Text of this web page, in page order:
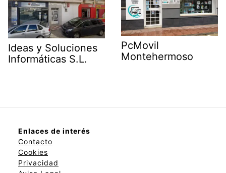
Ideas y Soluciones
Informáticas S.L.
PcMovil
Montehermoso
Enlaces de interés
Contacto
Cookies
Privacidad